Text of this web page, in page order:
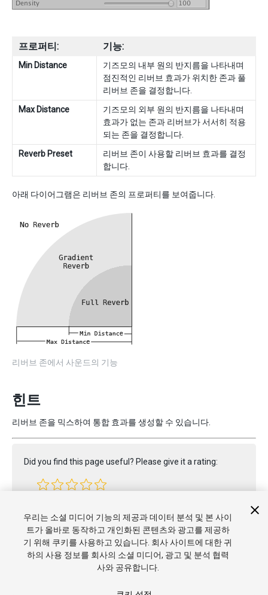
프로퍼티: 기능:
Min Distance
기즈모의 내부 원의 반지름을 나타내며
점진적인 리버브 효과가 위치한 존과 풀
리버브 존을 결정합니다.
Max Distance
기즈모의 외부 원의 반지름을 나타내며
효과가 없는 존과 리버브가 서서히 적용
되는 존을 결정합니다.
Reverb Preset
리버브 존이 사용할 리버브 효과를 결정
합니다.
아래 다이어그램은 리버브 존의 프로퍼티를 보여줍니다.
리버브 존에서 사운드의 기능
힌트
리버브 존을 믹스하여 통합 효과를 생성할 수 있습니다.
Did you find this page useful? Please give it a rating:
우리는 소셜 미디어 기능의 제공과 데이터 분석 및 본 사이
트가 올바로 동작하고 개인화된 콘텐츠와 광고를 제공하
기 위해 쿠키를 사용하고 있습니다. 회사 사이트에 대한 귀
하의 사용 정보를 회사의 소셜 미디어, 광고 및 분석 협력
사와 공유합니다.